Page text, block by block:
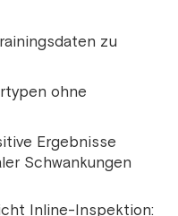
zu
ohne
Ergebnisse
Schwankungen
Inline-Inspektion: